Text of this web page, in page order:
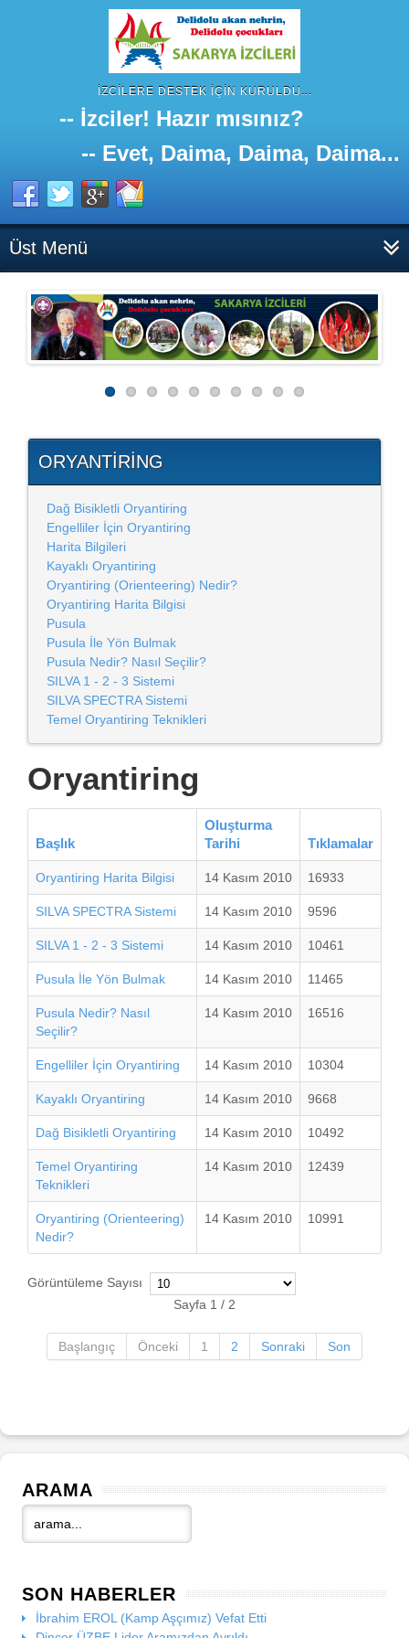
İZCILERE DESTEK IÇIN KURULDU...
-- İzciler! Hazır mısınız?
-- Evet, Daima, Daima, Daima...
Üst Menü
ORYANTIRING
Dağ Bisikletli Oryantiring
Engelliler İçin Oryantiring
Harita Bilgileri
Kayaklı Oryantiring
Oryantiring (Orienteering) Nedir?
Oryantiring Harita Bilgisi
Pusula
Pusula İle Yön Bulmak
Pusula Nedir? Nasıl Seçilir?
SILVA 1 - 2 - 3 Sistemi
SILVA SPECTRA Sistemi
Temel Oryantiring Teknikleri
Oryantiring
Başlık
Oluşturma
Tarihi
Tıklamalar
Oryantiring Harita Bilgisi 14 Kasım 2010 16933
SILVA SPECTRA Sistemi 14 Kasım 2010 9596
SILVA 1 - 2 - 3 Sistemi 14 Kasım 2010 10461
Pusula İle Yön Bulmak 14 Kasım 2010 11465
Pusula Nedir? Nasıl
Seçilir?
14 Kasım 2010 16516
Engelliler İçin Oryantiring 14 Kasım 2010 10304
Kayaklı Oryantiring 14 Kasım 2010 9668
Dağ Bisikletli Oryantiring 14 Kasım 2010 10492
Temel Oryantiring
Teknikleri
14 Kasım 2010 12439
Oryantiring (Orienteering)
Nedir?
14 Kasım 2010 10991
Görüntüleme Sayısı
Sayfa 1 / 2
Başlangıç Önceki 1 2 Sonraki Son
ARAMA
SON HABERLER
İbrahim EROL (Kamp Aşçımız) Vefat Etti